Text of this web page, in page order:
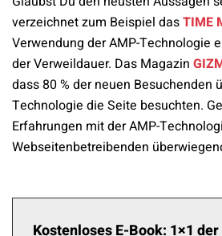
verzeichnet zum Beispiel dasTIME
Verwendung der AMP-Technologie
der Verweildauer. Das Magazin
dass 80 % der neuen Besuchenden
Technologie die Seite besuchten.
Erfahrungen mit der AMP-
Webseitenbetreibenden
Kostenloses E-Book: 1×1 der